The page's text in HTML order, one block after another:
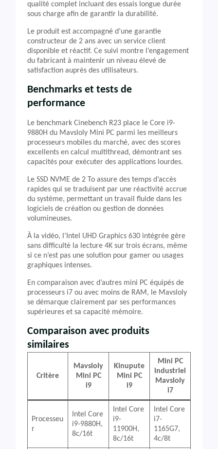
qualité complet incluant des essais longue durée
sous charge afin de garantir la durabilité.
Le produit est accompagné d’une garantie
constructeur de 2 ans avec un service client
disponible et réactif. Ce suivi montre l’engagement
du fabricant à maintenir un niveau élevé de
satisfaction auprès des utilisateurs.
Benchmarks et tests de
performance
Le benchmark Cinebench R23 place le Core i9-
9880H du Mavsloly Mini PC parmi les meilleurs
processeurs mobiles du marché, avec des scores
excellents en calcul multithread, démontrant ses
capacités pour exécuter des applications lourdes.
Le SSD NVME de 2 To assure des temps d’accès
rapides qui se traduisent par une réactivité accrue
du système, permettant un travail fluide dans les
logiciels de création ou gestion de données
volumineuses.
À la vidéo, l’Intel UHD Graphics 630 intégrée gère
sans difficulté la lecture 4K sur trois écrans, même
si ce n’est pas une solution pour gamer ou usages
graphiques intenses.
En comparaison avec d’autres mini PC équipés de
processeurs i7 ou avec moins de RAM, le Mavsloly
se démarque clairement par ses performances
supérieures et sa capacité mémoire.
Comparaison avec produits
similaires
Critère
Mavsloly
Mini PC
i9
Kinupute
Mini PC
i9
Mini PC
industriel
Mavsloly
i7
Processeu
r
Intel Core
i9-9880H,
8c/16t
Intel Core
i9-
11900H,
8c/16t
Intel Core
i7-
1165G7,
4c/8t